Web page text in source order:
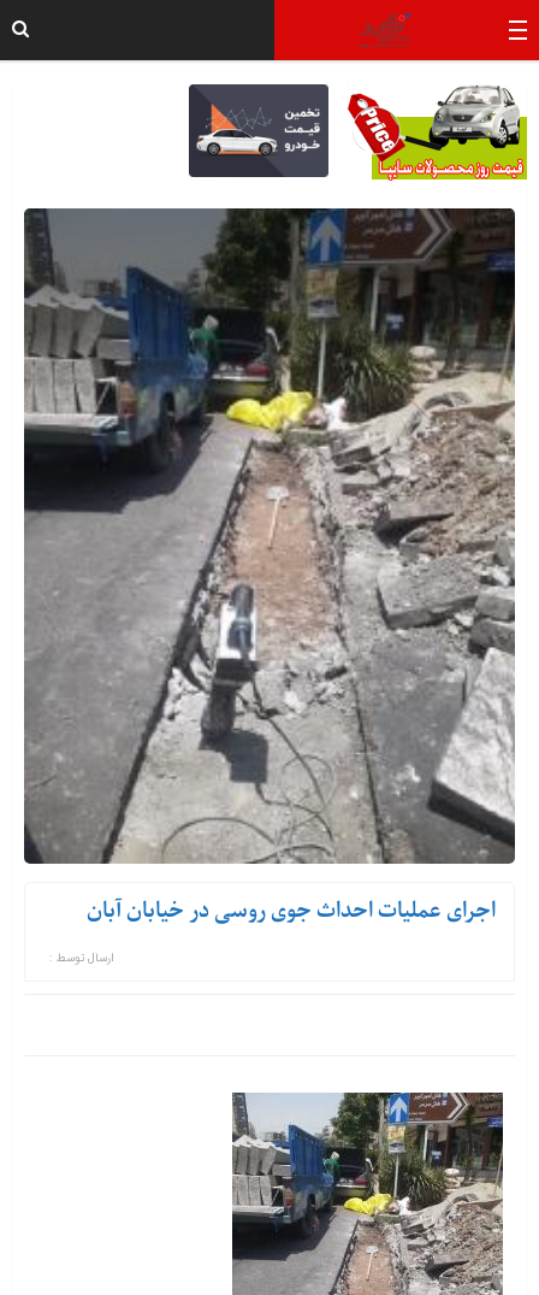
اجرای عملیات احداث جوی روسی در خیابان آبان
ارسال توسط :